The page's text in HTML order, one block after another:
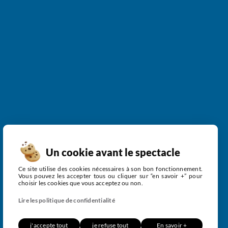
Un cookie avant le spectacle
Ce site utilise des cookies nécessaires à son bon fonctionnement.
Vous pouvez les accepter tous ou cliquer sur “en savoir +” pour
choisir les cookies que vous acceptez ou non.
Lire les politique de confidentialité
j'accepte tout je refuse tout En savoir +